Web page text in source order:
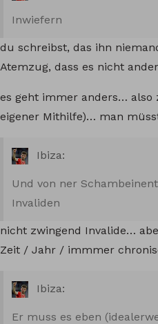
Inwiefern
du schreibst, das ihn
Atemzug, dass es nicht
es geht immer anders…
eigener Mithilfe)… man
Ibiza:
Und von ner
Invaliden
nicht zwingend Invalide…
Zeit / Jahr / immmer
Ibiza:
Er muss es eben